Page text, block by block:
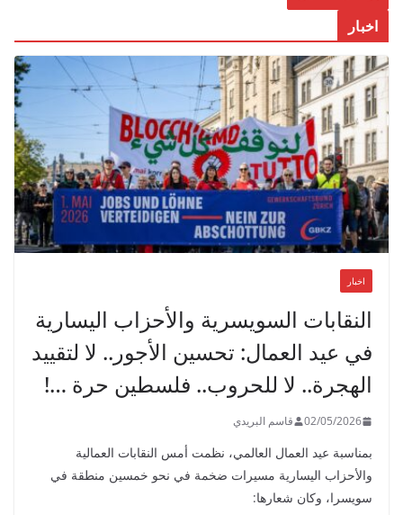
اخبار
اخبار
النقابات السويسرية والأحزاب اليسارية
في عيد العمال: تحسين الأجور.. لا لتقييد
الهجرة.. لا للحروب.. فلسطين حرة …!
02/05/2026 قاسم البريدي
بمناسبة عيد العمال العالمي، نظمت أمس النقابات العمالية
والأحزاب اليسارية مسيرات ضخمة في نحو خمسين منطقة في
سويسرا، وكان شعارها: